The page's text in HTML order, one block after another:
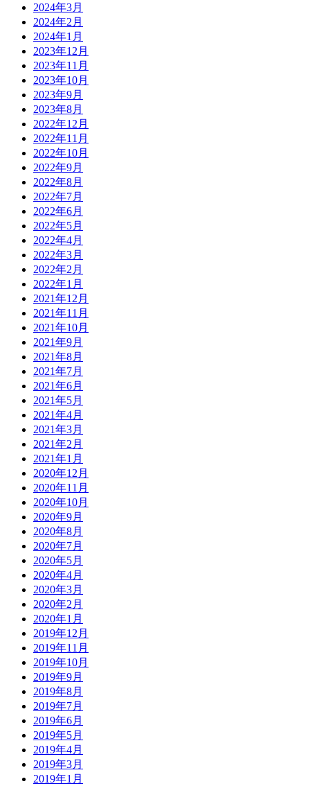
2024年3月
2024年2月
2024年1月
2023年12月
2023年11月
2023年10月
2023年9月
2023年8月
2022年12月
2022年11月
2022年10月
2022年9月
2022年8月
2022年7月
2022年6月
2022年5月
2022年4月
2022年3月
2022年2月
2022年1月
2021年12月
2021年11月
2021年10月
2021年9月
2021年8月
2021年7月
2021年6月
2021年5月
2021年4月
2021年3月
2021年2月
2021年1月
2020年12月
2020年11月
2020年10月
2020年9月
2020年8月
2020年7月
2020年5月
2020年4月
2020年3月
2020年2月
2020年1月
2019年12月
2019年11月
2019年10月
2019年9月
2019年8月
2019年7月
2019年6月
2019年5月
2019年4月
2019年3月
2019年1月